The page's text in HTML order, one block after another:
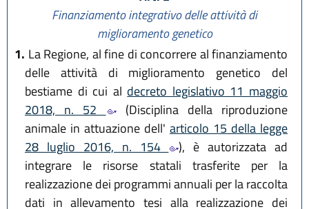
Finanziamento integrativo delle attività di
miglioramento genetico
1. La Regione, al fine di concorrere al finanziamento
delle attività di miglioramento genetico del
bestiame di cui al decreto legislativo 11 maggio
2018, n. 52
(Disciplina della riproduzione
animale in attuazione dell' articolo 15 della legge
28 luglio 2016, n. 154
), è autorizzata ad
integrare le risorse statali trasferite per la
realizzazione dei programmi annuali per la raccolta
dati in allevamento tesi alla realizzazione dei